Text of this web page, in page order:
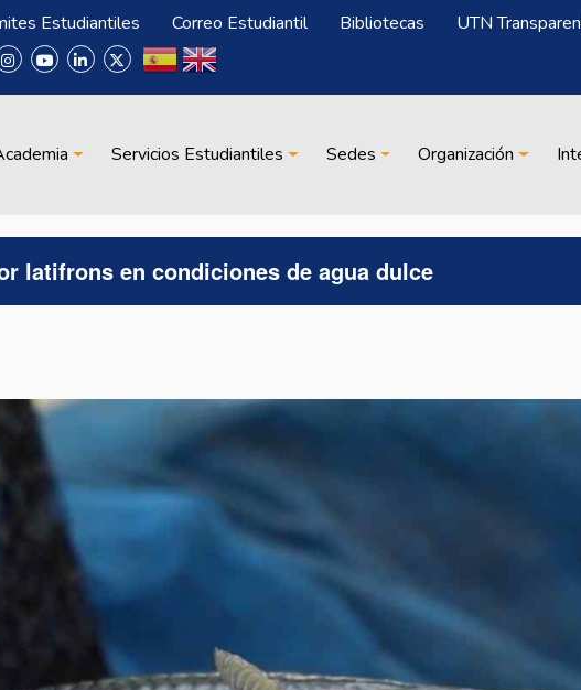
Estudiantiles Correo Estudiantil Bibliotecas UTN
Servicios Estudiantiles Sedes Organización
latifrons en condiciones de agua dulce